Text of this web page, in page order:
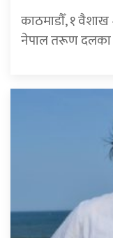
काठमाडाैँ, १ वैशाख
नेपाल तरूण दलका